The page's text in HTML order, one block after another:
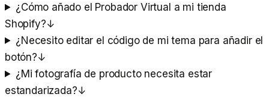
¿Cómo añado el Probador Virtual a mi tienda
Shopify?↓
¿Necesito editar el código de mi tema para añadir el
botón?↓
¿Mi fotografía de producto necesita estar
estandarizada?↓